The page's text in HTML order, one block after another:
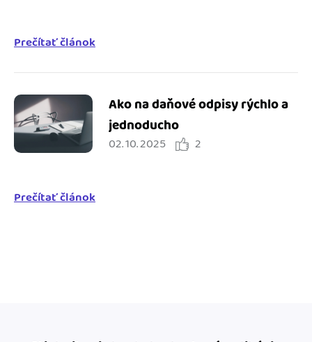
Prečítať článok
Ako na daňové odpisy rýchlo a
jednoducho
02. 10. 2025 2
Prečítať článok